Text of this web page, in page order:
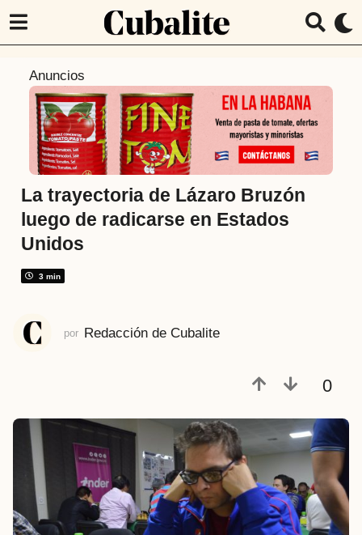
t
r
á
s
6
o
Anuncios
La trayectoria de Lázaro Bruzón
luego de radicarse en Estados
Unidos
3 min
por Redacción de Cubalite
0